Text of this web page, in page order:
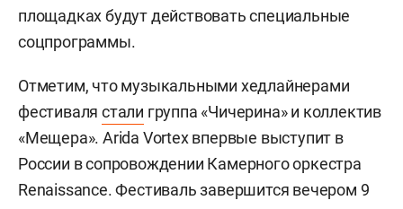
площадках будут действовать специальные
соцпрограммы.
Отметим, что музыкальными хедлайнерами
фестивалястали группа «Чичерина» и коллектив
«Мещера». Arida Vortex впервые выступит в
России в сопровождении Камерного оркестра
Renaissance. Фестиваль завершится вечером 9